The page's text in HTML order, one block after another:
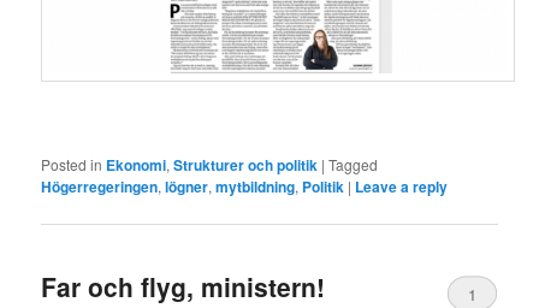
Posted in Ekonomi,Strukturer och politik |Tagged
Högerregeringen,lögner,mytbildning, Politik | Leave a reply
Far och flyg, ministern! 1